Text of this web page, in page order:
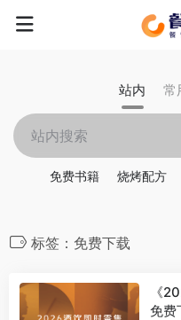
站内 常
免费书籍 烧烤配方
标签：免费下载
《
免费